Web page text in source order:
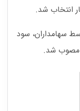
انتخاب شد.
سهامداران، سود